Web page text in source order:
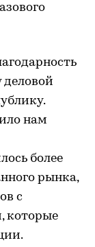
деловой
нам
более
рынка,
с
которые